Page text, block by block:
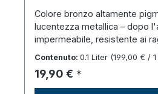
Colore bronzo altamente
lucentezza metallica – dopo
impermeabile, resistente ai
Contenuto: 0.1 Liter (199,00 € / 1
Prezzo normale:
19,90 € *